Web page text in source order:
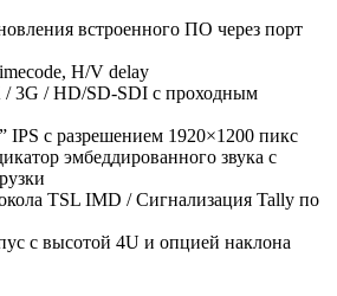
встроенного ПО через порт
H/V delay
/ 3G / HD/SD-SDI с проходным
с разрешением 1920×1200 пикс
эмбеддированного звука с
TSL IMD / Сигнализация Tally по
с высотой 4U и опцией наклона